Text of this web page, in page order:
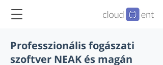
Professzionális fogászati
szoftver NEAK és magán